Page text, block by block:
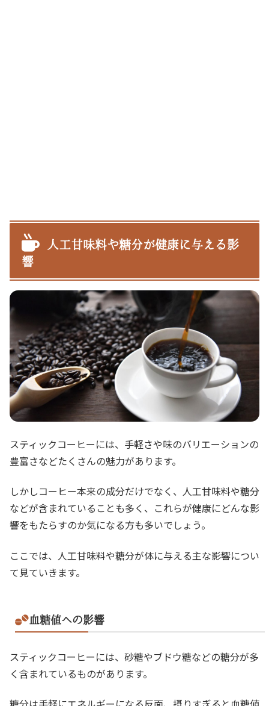
人工甘味料や糖分が健康に与える影
響
スティックコーヒーには、手軽さや味のバリエーションの
豊富さなどたくさんの魅力があります。
しかしコーヒー本来の成分だけでなく、人工甘味料や糖分
などが含まれていることも多く、これらが健康にどんな影
響をもたらすのか気になる方も多いでしょう。
ここでは、人工甘味料や糖分が体に与える主な影響につい
て見ていきます。
血糖値への影響
スティックコーヒーには、砂糖やブドウ糖などの糖分が多
く含まれているものがあります。